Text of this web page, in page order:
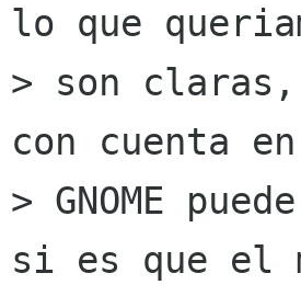
lo que
> son claras,
con cuenta
> GNOME
si es que el